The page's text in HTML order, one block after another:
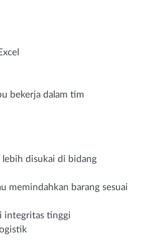
bekerja dalam tim
lebih disukai di bidang
memindahkan barang sesuai
integritas tinggi